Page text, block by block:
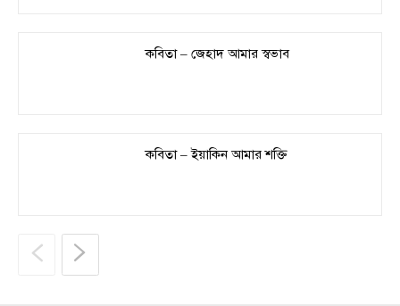
কবিতা – জেহাদ আমার স্বভাব
কবিতা – ইয়াকিন আমার শক্তি